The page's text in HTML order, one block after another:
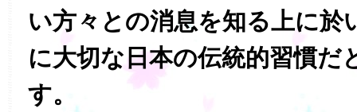
い方々との消息を知る上に於
に大切な日本の伝統的習慣だ
す。